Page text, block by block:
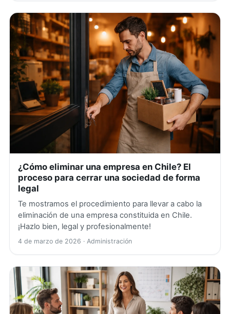
¿Cómo eliminar una empresa en Chile? El
proceso para cerrar una sociedad de forma
legal
Te mostramos el procedimiento para llevar a cabo la
eliminación de una empresa constituida en Chile.
¡Hazlo bien, legal y profesionalmente!
4 de marzo de 2026 · Administración